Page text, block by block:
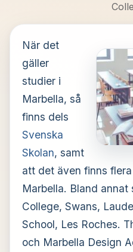
När det
gäller
studier i
Marbella, så
finns dels
Svenska
Skolan, samt
att det även finns
Marbella. Bland annat
College, Swans,
School, Les Roches.
och Marbella Design